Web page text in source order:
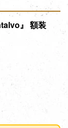
』 額装